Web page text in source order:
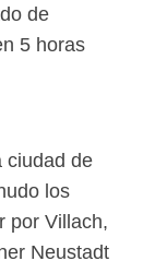
de
5 horas
ciudad de
los
por Villach,
Neustadt